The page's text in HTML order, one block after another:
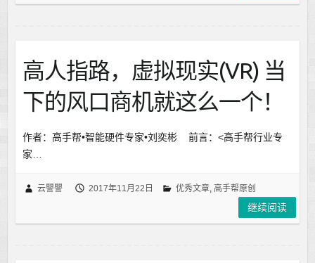
高人指路，虚拟现实(VR) 当
下的风口商机就这么一个！
作者：高手帮•智能硬件专家•刘奕彬 前言：<高手帮行业专
家…
云譻譻 2017年11月22日 优秀文章, 高手帮原创
继续阅读